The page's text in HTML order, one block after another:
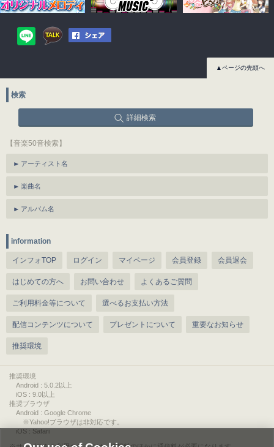
▲ページの先頭へ
検索
詳細検索
【音楽50音検索】
アーティスト名
楽曲名
アルバム名
information
インフォTOP ログイン マイページ 会員登録 会員退会
はじめての方へ お問い合わせ よくあるご質問
ご利用料金等について 選べるお支払い方法
配信コンテンツについて プレゼントについて 重要なお知らせ
推奨環境
推奨環境
Android : 5.0.2以上
iOS : 9.0以上
推奨ブラウザ
Android : Google Chrome
※Yahoo!ブラウザは非対応です。
iOS : Safari